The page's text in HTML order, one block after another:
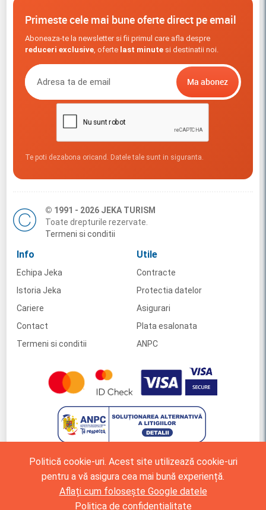
Politică cookie-uri. Acest site utilizează cookie-uri
pentru a vă asigura cea mai bună experiență.
Aflați cum folosește Google datele
Politica de confidențialitate
Primeste cele mai bune oferte direct pe email
Aboneaza-te la newsletter si fii primul care afla despre
reduceri exclusive, oferte last minutesi destinatii noi.
Te poti dezabona oricand. Datele tale sunt in siguranta.
© 1991 - 2026 JEKA TURISM
Toate drepturile rezervate.
Termeni si conditii
Info
Echipa Jeka
Istoria Jeka
Cariere
Contact
Termeni si conditii
Utile
Contracte
Protectia datelor
Asigurari
Plata esalonata
ANPC